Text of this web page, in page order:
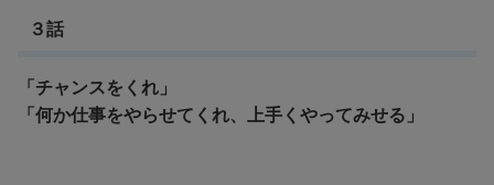
３話
「チャンスをくれ」
「何か仕事をやらせてくれ、上手くやってみせる」